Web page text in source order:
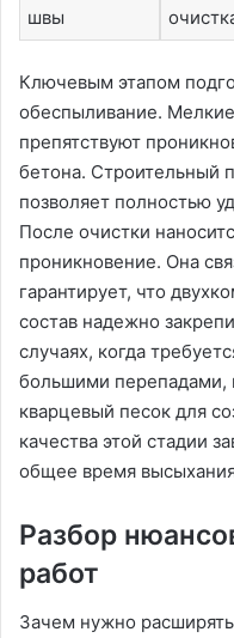
швы
Ключевым этапом
обеспыливание.
препятствуют
бетона. Строительный
позволяет полностью
После очистки
проникновение. Она
гарантирует, что
состав надежно
случаях, когда
большими перепадами,
кварцевый песок для
качества этой стадии
общее время
Разбор
работ
Зачем нужно